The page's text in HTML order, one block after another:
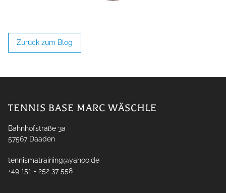
Zurück zum Blog
TENNIS BASE MARC WÄSCHLE
Bahnhofstraße 3a
57567 Daaden
tennismatraining@yahoo.de
+49 151 - 252 37 558